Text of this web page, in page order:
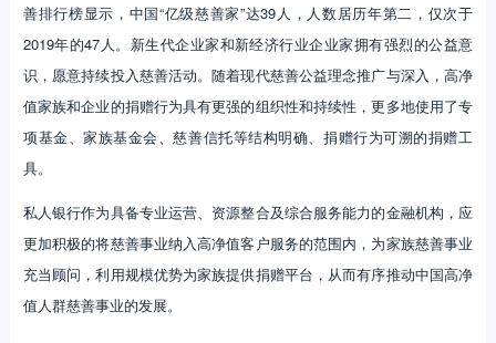
善排行榜显示，中国“亿级慈善家”达39人，人数居历年第二，仅次于
2019年的47人。新生代企业家和新经济行业企业家拥有强烈的公益意
识，愿意持续投入慈善活动。随着现代慈善公益理念推广与深入，高净
值家族和企业的捐赠行为具有更强的组织性和持续性，更多地使用了专
项基金、家族基金会、慈善信托等结构明确、捐赠行为可溯的捐赠工
具。
私人银行作为具备专业运营、资源整合及综合服务能力的金融机构，应
更加积极的将慈善事业纳入高净值客户服务的范围内，为家族慈善事业
充当顾问，利用规模优势为家族提供捐赠平台，从而有序推动中国高净
值人群慈善事业的发展。